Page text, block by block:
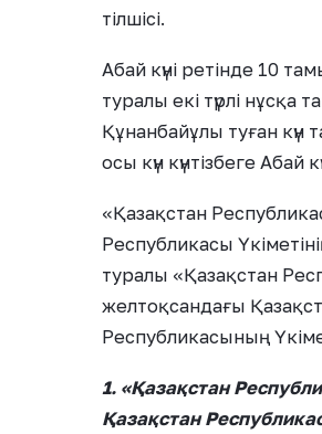
тілшісі.
Абай күні ретінде 10
туралы екі түрлі
Құнанбайұлы туған
осы күн күнтізбеге Абай
«Қазақстан
Республикасы
туралы «Қазақстан
желтоқсандағы
Республикасының
1. «Қазақстан
Қазақстан